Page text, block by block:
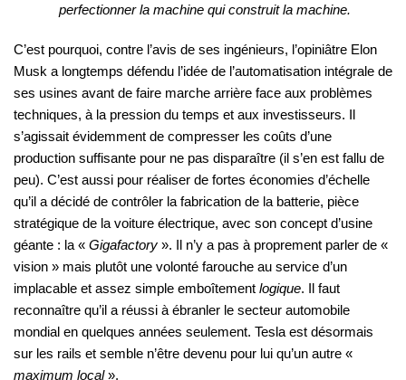
perfectionner la machine qui construit la machine.
C’est pourquoi, contre l’avis de ses ingénieurs, l’opiniâtre Elon
Musk a longtemps défendu l’idée de l’automatisation intégrale de
ses usines avant de faire marche arrière face aux problèmes
techniques, à la pression du temps et aux investisseurs. Il
s’agissait évidemment de compresser les coûts d’une
production suffisante pour ne pas disparaître (il s’en est fallu de
peu). C’est aussi pour réaliser de fortes économies d’échelle
qu’il a décidé de contrôler la fabrication de la batterie, pièce
stratégique de la voiture électrique, avec son concept d’usine
géante : la « Gigafactory ». Il n’y a pas à proprement parler de «
vision » mais plutôt une volonté farouche au service d’un
implacable et assez simple emboîtement logique. Il faut
reconnaître qu’il a réussi à ébranler le secteur automobile
mondial en quelques années seulement. Tesla est désormais
sur les rails et semble n’être devenu pour lui qu’un autre «
maximum local».